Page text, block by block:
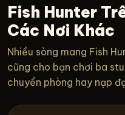
Fish Hunter
Các Nơi Khác
Nhiều sòng mang Fish
cũng cho bạn chơi ba
chuyển phòng hay nạp